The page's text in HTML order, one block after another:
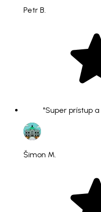
Petr B.
"Super prístup
Šimon M.